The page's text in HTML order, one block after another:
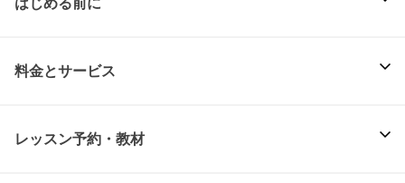
料金とサービス
レッスン予約・教材